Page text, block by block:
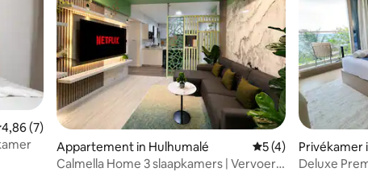
beoordeling van 4,86 uit 5, 7 recensies
4,86 (7)
Appartement in Hulhumalé Gemiddelde
5 (4)
Calmella Home 3 slaapkamers | Vervoer
Privékamer
Deluxe